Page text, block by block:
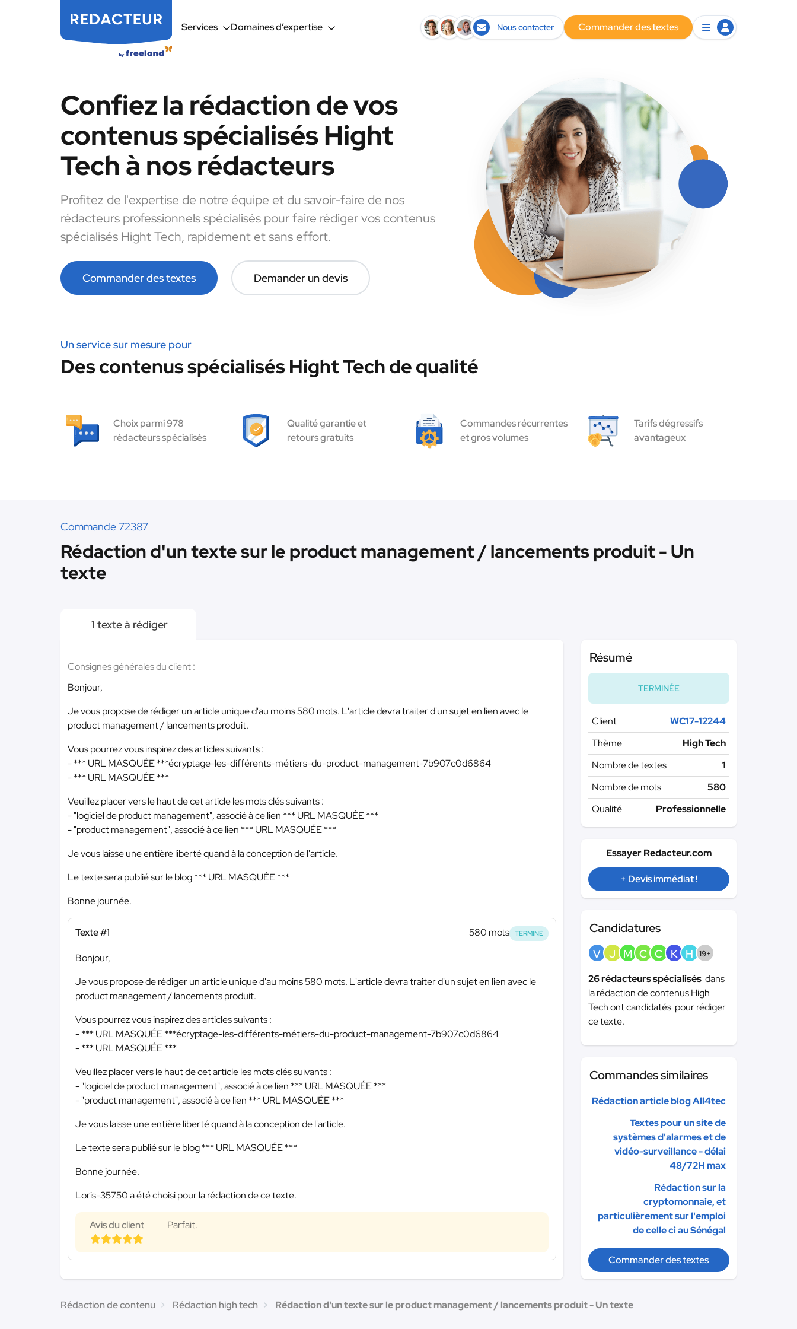
Services Domaines d’expertise Nous contacter Commander des textes
Confiez la rédaction de vos
contenus spécialisés Hight
Tech à nos rédacteurs
Profitez de l'expertise de notre équipe et du savoir-faire de nos
rédacteurs professionnels spécialisés pour faire rédiger vos contenus
spécialisés Hight Tech, rapidement et sans effort.
Commander des textes Demander un devis
Un service sur mesure pour
Des contenus spécialisés Hight Tech de qualité
Choix parmi 978
rédacteurs spécialisés
Qualité garantie et
retours gratuits
Commandes récurrentes
et gros volumes
Tarifs dégressifs
avantageux
Commande 72387
Rédaction d'un texte sur le product management / lancements produit - Un
texte
1 texte à rédiger
Consignes générales du client :
Bonjour,
Je vous propose de rédiger un article unique d'au moins 580 mots. L'article devra traiter d'un sujet en lien avec le
product management / lancements produit.
Vous pourrez vous inspirez des articles suivants :
-*** URL MASQUÉE ***écryptage-les-différents-métiers-du-product-management-7b907c0d6864
-*** URL MASQUÉE ***
Veuillez placer vers le haut de cet article les mots clés suivants :
- "logiciel de product management", associé à ce lien *** URL MASQUÉE ***
- "product management", associé à ce lien *** URL MASQUÉE ***
Je vous laisse une entière liberté quand à la conception de l'article.
Le texte sera publié sur le blog*** URL MASQUÉE ***
Bonne journée.
Texte #1 580 mots TERMINÉ
Bonjour,
Je vous propose de rédiger un article unique d'au moins 580 mots. L'article devra traiter d'un sujet en lien avec le
product management / lancements produit.
Vous pourrez vous inspirez des articles suivants :
-*** URL MASQUÉE ***écryptage-les-différents-métiers-du-product-management-7b907c0d6864
-*** URL MASQUÉE ***
Veuillez placer vers le haut de cet article les mots clés suivants :
- "logiciel de product management", associé à ce lien *** URL MASQUÉE ***
- "product management", associé à ce lien *** URL MASQUÉE ***
Je vous laisse une entière liberté quand à la conception de l'article.
Le texte sera publié sur le blog*** URL MASQUÉE ***
Bonne journée.
Loris-35750 a été choisi pour la rédaction de ce texte.
Avis du client Parfait.
Résumé
TERMINÉE
Client
WC17-12244
Thème
High Tech
Nombre de textes
1
Nombre de mots
580
Qualité
Professionnelle
Essayer Redacteur.com
+ Devis immédiat !
Candidatures
V J M C C K H 19+
26 rédacteurs spécialisés dans
la rédaction de contenus High
Tech ont candidatés pour rédiger
ce texte.
Commandes similaires
Rédaction article blog All4tec
Textes pour un site de
systèmes d'alarmes et de
vidéo-surveillance - délai
48/72H max
Rédaction sur la
cryptomonnaie, et
particulièrement sur l'emploi
de celle ci au Sénégal
Commander des textes
Rédaction de contenu Rédaction high tech Rédaction d'un texte sur le product management / lancements produit - Un texte